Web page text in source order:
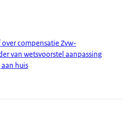
compensatie Zvw-
van wetsvoorstel aanpassing
huis